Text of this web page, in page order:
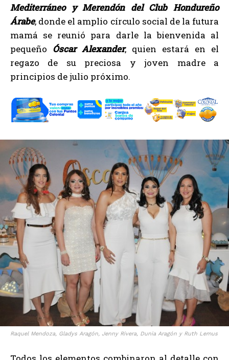
Mediterráneo y Merendón del Club Hondureño
Árabe, donde el amplio círculo social de la futura
mamá se reunió para darle la bienvenida al
pequeño Óscar Alexander, quien estará en el
regazo de su preciosa y joven madre a
principios de julio próximo.
Raquel Mendoza, Gladys Aragón, Jenny Rivera, Dunia Aragón y Ruth Lemus